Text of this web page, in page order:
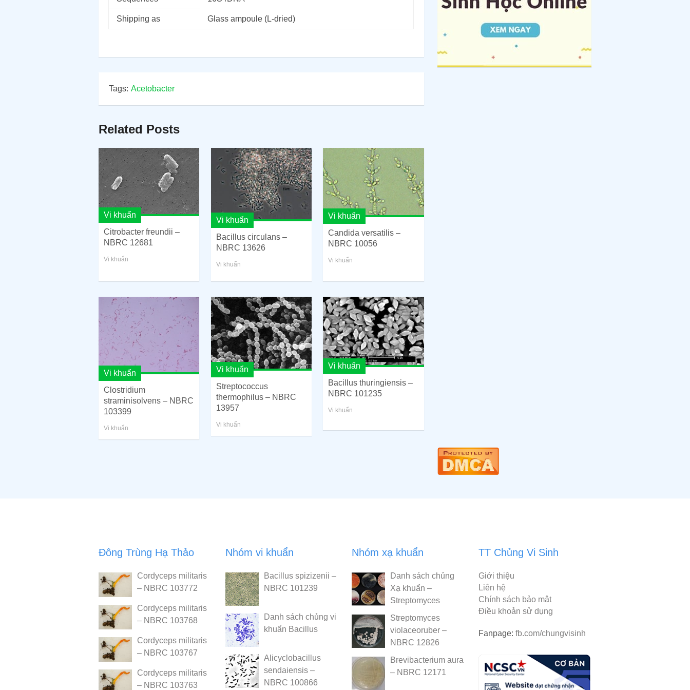
Shipping as Glass ampoule (L-dried)
Tags: Acetobacter
Related Posts
Vi khuẩn
Citrobacter freundii –
NBRC 12681
Vi khuẩn
Vi khuẩn
Bacillus circulans –
NBRC 13626
Vi khuẩn
Vi khuẩn
Candida versatilis –
NBRC 10056
Vi khuẩn
Vi khuẩn
Clostridium
straminisolvens – NBRC
103399
Vi khuẩn
Vi khuẩn
Streptococcus
thermophilus – NBRC
13957
Vi khuẩn
Vi khuẩn
Bacillus thuringiensis –
NBRC 101235
Vi khuẩn
Đông Trùng Hạ Thảo
Cordyceps militaris
– NBRC 103772
Cordyceps militaris
– NBRC 103768
Cordyceps militaris
– NBRC 103767
Cordyceps militaris
– NBRC 103763
Nhóm vi khuẩn
Bacillus spizizenii –
NBRC 101239
Danh sách chủng vi
khuẩn Bacillus
Alicyclobacillus
sendaiensis –
NBRC 100866
Nhóm xạ khuẩn
Danh sách chủng
Xạ khuẩn –
Streptomyces
Streptomyces
violaceoruber –
NBRC 12826
Brevibacterium aurantiacum
– NBRC 12171
TT Chủng Vi Sinh
Giới thiệu
Liên hệ
Chính sách bảo mật
Điều khoản sử dụng
Fanpage:fb.com/chungvisinh